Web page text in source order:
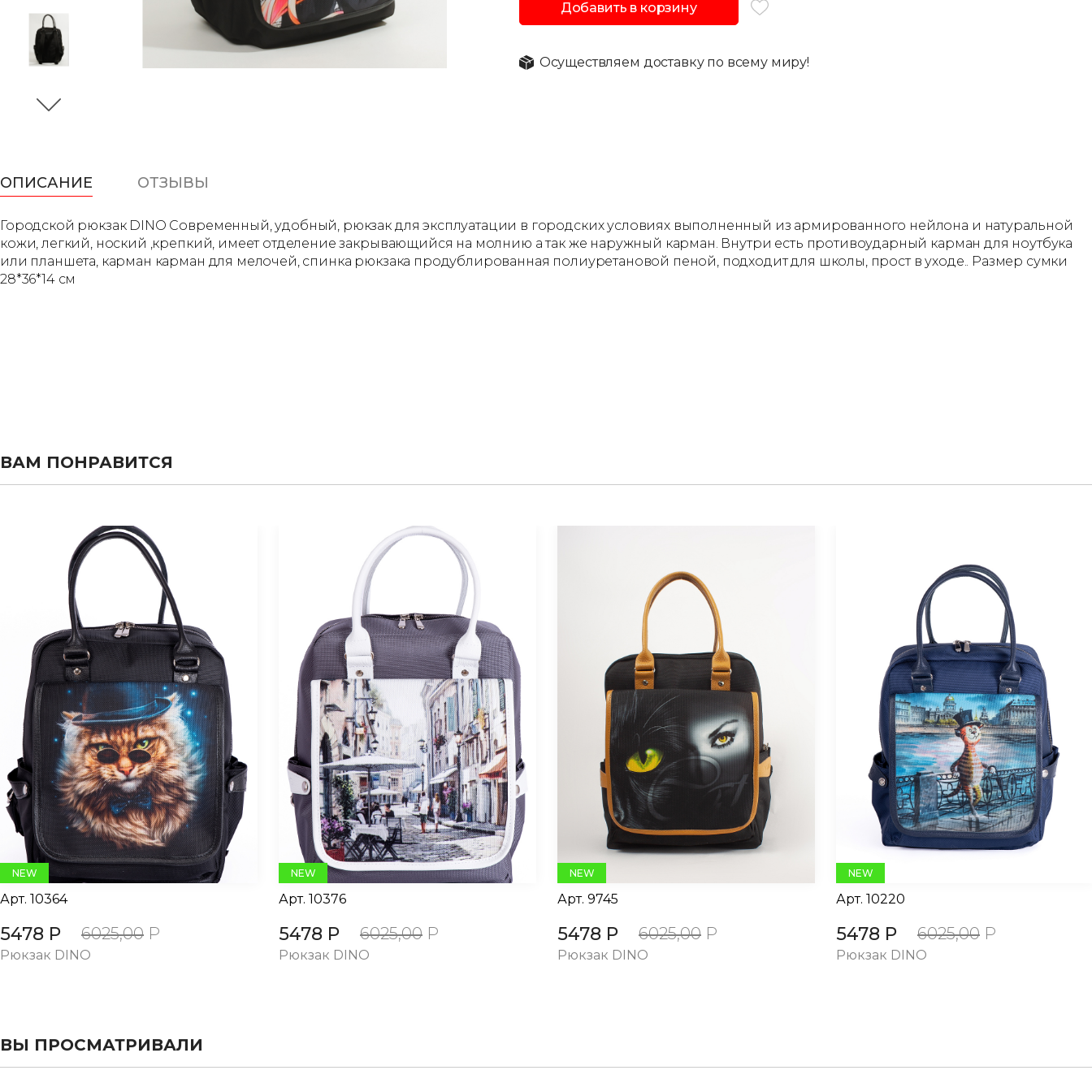
Добавить в корзину
Осуществляем доставку по всему миру!
ОПИСАНИЕ ОТЗЫВЫ
Городской рюкзак DINO Современный, удобный, рюкзак для эксплуатации в городских условиях выполненный из армированного нейлона и натуральной
кожи, легкий, ноский ,крепкий, имеет отделение закрывающийся на молнию а так же наружный карман. Внутри есть противоударный карман для ноутбука
или планшета, карман карман для мелочей, спинка рюкзака продублированная полиуретановой пеной, подходит для школы, прост в уходе.. Размер сумки
28*36*14 см
ВАМ ПОНРАВИТСЯ
NEW
Арт. 10364
5478 Р 6025,00 Р
Рюкзак DINO
NEW
Арт. 10376
5478 Р 6025,00 Р
Рюкзак DINO
NEW
Арт. 9745
5478 Р 6025,00 Р
Рюкзак DINO
NEW
Арт. 10220
5478 Р 6025,00 Р
Рюкзак DINO
ВЫ ПРОСМАТРИВАЛИ